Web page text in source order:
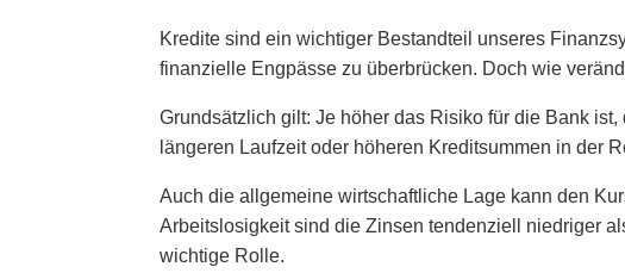
Kredite sind ein wichtiger Bestandteil unseres
finanzielle Engpässe zu überbrücken. Doch wie
Grundsätzlich gilt: Je höher das Risiko für die Bank
längeren Laufzeit oder höheren Kreditsummen in der
Auch die allgemeine wirtschaftliche Lage kann den
Arbeitslosigkeit sind die Zinsen tendenziell niedriger
wichtige Rolle.